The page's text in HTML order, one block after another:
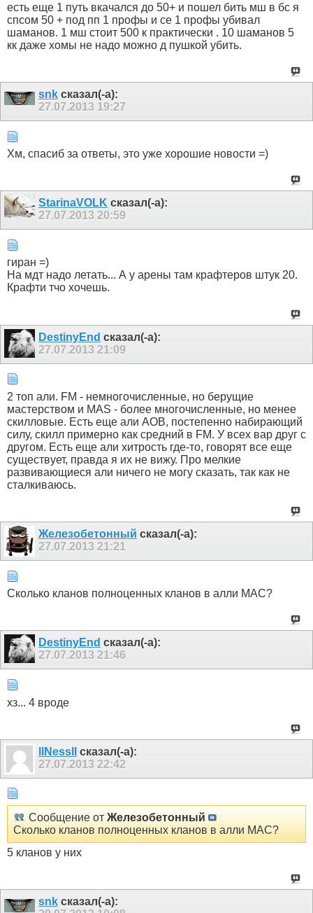
есть еще 1 путь вкачался до 50+ и пошел бить мш в бс я
спсом 50 + под пп 1 профы и се 1 профы убивал
шаманов. 1 мш стоит 500 к практически . 10 шаманов 5
кк даже хомы не надо можно д пушкой убить.
snk сказал(-а):
27.07.2013 19:27
Хм, спасиб за ответы, это уже хорошие новости =)
StarinaVOLK сказал(-а):
27.07.2013 20:59
гиран =)
На мдт надо летать... А у арены там крафтеров штук 20.
Крафти тчо хочешь.
DestinyEnd сказал(-а):
27.07.2013 21:09
2 топ али. FM - немногочисленные, но берущие
мастерством и MAS - более многочисленные, но менее
скилловые. Есть еще али AOB, постепенно набирающий
силу, скилл примерно как средний в FM. У всех вар друг с
другом. Есть еще али хитрость где-то, говорят все еще
существует, правда я их не вижу. Про мелкие
развивающиеся али ничего не могу сказать, так как не
сталкиваюсь.
Железобетонный сказал(-а):
27.07.2013 21:21
Сколько кланов полноценных кланов в алли МАС?
DestinyEnd сказал(-а):
27.07.2013 21:46
хз... 4 вроде
llNessll
сказал(-а):
27.07.2013 22:42
Сообщение от Железобетонный
Сколько кланов полноценных кланов в алли МАС?
5 кланов у них
snk сказал(-а):